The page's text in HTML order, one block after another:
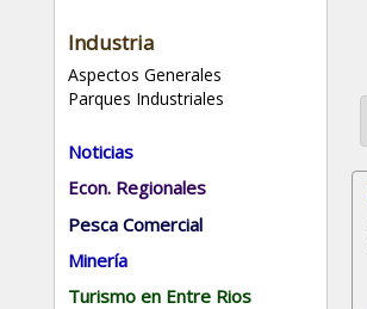
Industria
Aspectos Generales
Parques Industriales
Noticias
Econ. Regionales
Pesca Comercial
Minería
Turismo en Entre Rios